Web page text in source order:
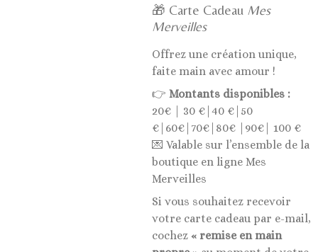
🎁 Carte Cadeau Mes
Merveilles
Offrez une création unique,
faite main avec amour !
👉 Montants disponibles :
20€ | 30 €|40 €|50
€|60€|70€|80€ |90€| 100 €
💌 Valable sur l’ensemble de la
boutique en ligne Mes
Merveilles
Si vous souhaitez recevoir
votre carte cadeau par e-mail,
cochez « remise en main